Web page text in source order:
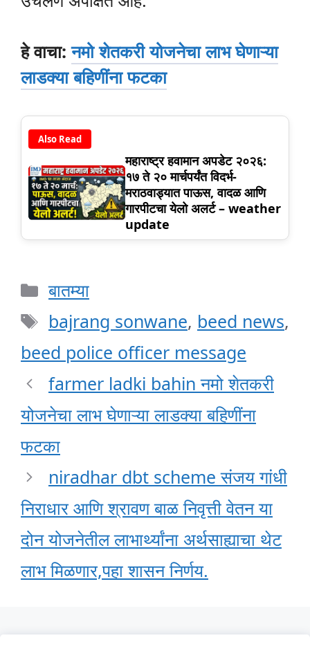
हे वाचा:नमो शेतकरी योजनेचा लाभ घेणाऱ्या
लाडक्या बहिणींना फटका
Also Read
महाराष्ट्र हवामान अपडेट २०२६:
१७ ते २० मार्चपर्यंत विदर्भ-
मराठवाड्यात पाऊस, वादळ आणि
गारपीटचा येलो अलर्ट – weather
update
Categories
बातम्या
Tags
bajrang sonwane, beed news,
beed police officer message
farmer ladki bahin नमो शेतकरी
योजनेचा लाभ घेणाऱ्या लाडक्या बहिणींना
फटका
niradhar dbt scheme संजय गांधी
निराधार आणि श्रावण बाळ निवृत्ती वेतन या
दोन योजनेतील लाभार्थ्यांना अर्थसाह्याचा थेट
लाभ मिळणार,पहा शासन निर्णय.